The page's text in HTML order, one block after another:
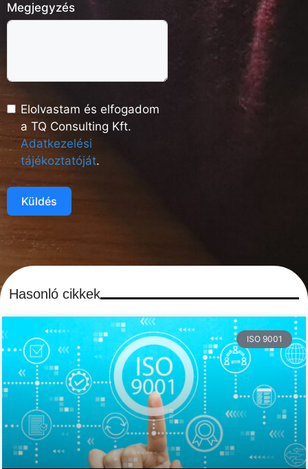
Megjegyzés
Elolvastam és elfogadom
a TQ Consulting Kft.
Adatkezelési
tájékoztatóját.
Küldés
Hasonló cikkek
ISO 9001